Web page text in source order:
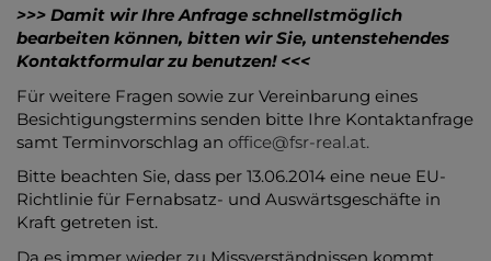
>>> Damit wir Ihre Anfrage schnellstmöglich
bearbeiten können, bitten wir Sie, untenstehendes
Kontaktformular zu benutzen! <<<
Für weitere Fragen sowie zur Vereinbarung eines
Besichtigungstermins senden bitte Ihre Kontaktanfrage
samt Terminvorschlag an office@fsr-real.at.
Bitte beachten Sie, dass per 13.06.2014 eine neue EU-
Richtlinie für Fernabsatz- und Auswärtsgeschäfte in
Kraft getreten ist.
Da es immer wieder zu Missverständnissen kommt,